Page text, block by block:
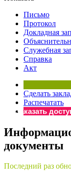
Бератор
Материалы
Материалы
Просто
Письмо
Протокол
Докладная
Служебная
Справка
Акт
Сделать
Распечатать
Заказать
документы
Последний раз